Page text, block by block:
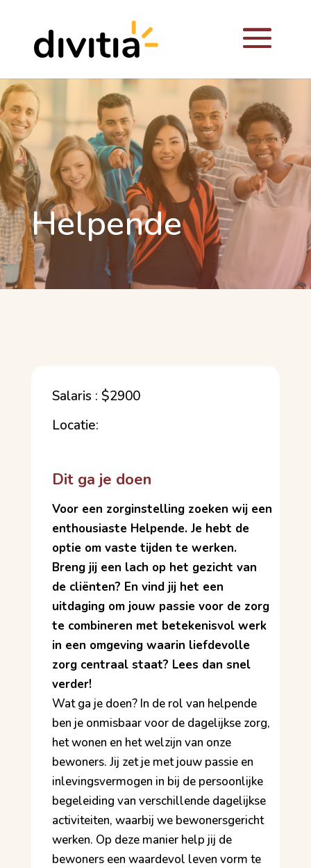
Helpende
Salaris : $2900
Locatie:
Dit ga je doen
Voor een zorginstelling zoeken wij een
enthousiaste Helpende. Je hebt de
optie om vaste tijden te werken.
Breng jij een lach op het gezicht van
de cliënten? En vind jij het een
uitdaging om jouw passie voor de zorg
te combineren met betekenisvol werk
in een omgeving waarin liefdevolle
zorg centraal staat? Lees dan snel
verder!
Wat ga je doen? In de rol van helpende
ben je onmisbaar voor de dagelijkse zorg,
het wonen en het welzijn van onze
bewoners. Jij zet je met jouw passie en
inlevingsvermogen in bij de persoonlijke
begeleiding van verschillende dagelijkse
activiteiten, waarbij we bewonersgericht
werken. Op deze manier help jij de
bewoners een waardevol leven vorm te